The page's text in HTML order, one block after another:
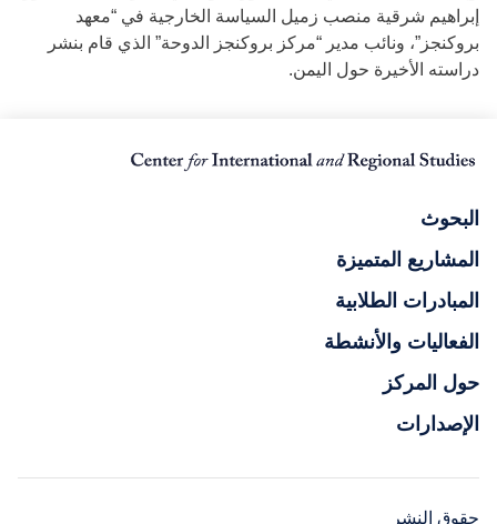
إبراهيم شرقية منصب زميل السياسة الخارجية في “معهد
بروكنجز”، ونائب مدير “مركز بروكنجز الدوحة” الذي قام بنشر
دراسته الأخيرة حول اليمن.
البحوث
المشاريع المتميزة
المبادرات الطلابية
الفعاليات والأنشطة
حول المركز
الإصدارات
حقوق النشر